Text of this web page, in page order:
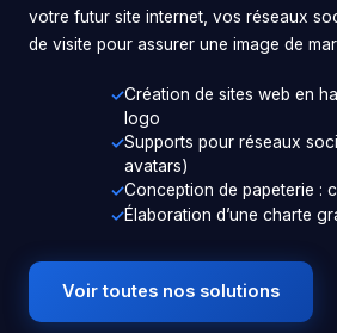
votre futur site internet, vos réseaux
de visite pour assurer une image de
Création de sites web en
logo
Supports pour réseaux
avatars)
Conception de papeterie :
Élaboration d’une charte
Voir toutes nos solutions